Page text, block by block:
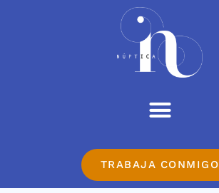
TRABAJA CONMIGO